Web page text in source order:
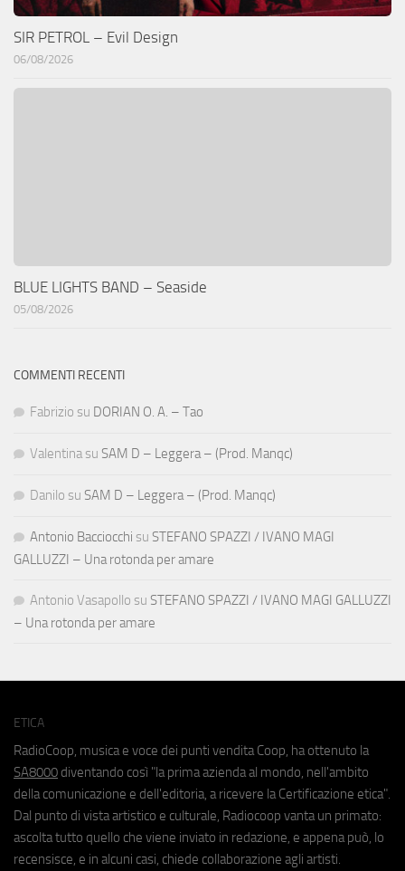
SIR PETROL – Evil Design
06/08/2026
BLUE LIGHTS BAND – Seaside
05/08/2026
COMMENTI RECENTI
Fabrizio su DORIAN O. A. – Tao
Valentina su SAM D – Leggera – (Prod. Manqc)
Danilo su SAM D – Leggera – (Prod. Manqc)
Antonio Bacciocchi su STEFANO SPAZZI / IVANO MAGI
GALLUZZI – Una rotonda per amare
Antonio Vasapollo su STEFANO SPAZZI / IVANO MAGI GALLUZZI
– Una rotonda per amare
ETICA
RadioCoop, musica e voce dei punti vendita Coop, ha ottenuto la
SA8000 diventando così "la prima azienda al mondo, nell'ambito
della comunicazione e dell'editoria, a ricevere la Certificazione etica".
Dal punto di vista artistico e culturale, Radiocoop vanta un primato:
ascolta tutto quello che viene inviato in redazione, e appena può, lo
recensisce, e in alcuni casi, chiede collaborazione agli artisti.